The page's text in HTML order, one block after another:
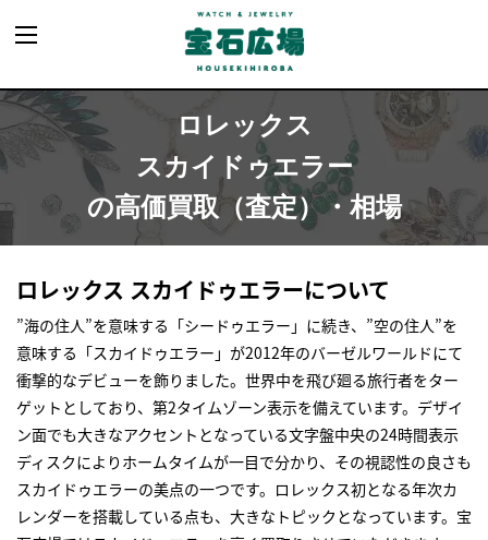
ロレックス
スカイドゥエラー
の高価買取（査定）・相場
ロレックス スカイドゥエラーについて
”海の住人”を意味する「シードゥエラー」に続き、”空の住人”を
意味する「スカイドゥエラー」が2012年のバーゼルワールドにて
衝撃的なデビューを飾りました。世界中を飛び廻る旅行者をター
ゲットとしており、第2タイムゾーン表示を備えています。デザイ
ン面でも大きなアクセントとなっている文字盤中央の24時間表示
ディスクによりホームタイムが一目で分かり、その視認性の良さも
スカイドゥエラーの美点の一つです。ロレックス初となる年次カ
レンダーを搭載している点も、大きなトピックとなっています。宝